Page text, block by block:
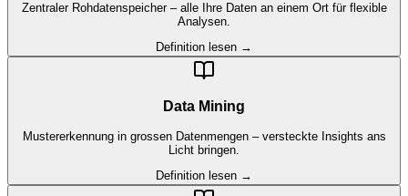
Zentraler Rohdatenspeicher – alle Ihre Daten an einem Ort für flexible
Analysen.
Definition lesen →
Data Mining
Mustererkennung in grossen Datenmengen – versteckte Insights ans
Licht bringen.
Definition lesen →